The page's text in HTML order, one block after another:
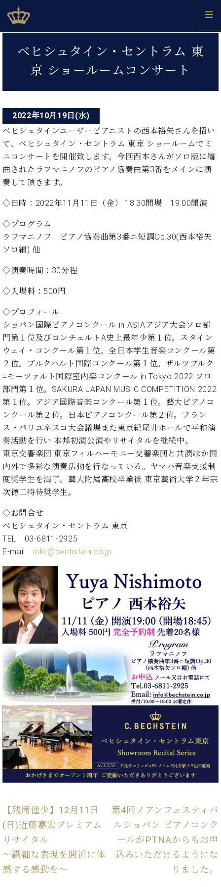
to
content
ベヒシュタインジャパン公式サイト
BECHSTEIN JAPAN Official Site
C.
ュ
タ
イ
ン
コ
ー
ト /
C.
イ
レ
デ
ン
ス
C.
ベ
シ
タ
イ
ン
コ
ン
サ
ー
ト
C.
ベ
ヒ
ュ
タ
イ
ン
レ
ジ
デ
ン
ス
C.
ベ
ヒ
シ
ュ
タ
イ
ン
コ
ー
ト
グ
ラ
ン
ピ
示
ピ
ア
ノ
技
術
ュ
イ
ン
の
グ
ラ
ン
ド
ア
を
作
る
と
音
と
タ
ッ
チ
ベ
ヒ
ュ
タ
イ
ン・
ジ
パ
ン
の
り
組
み
ア
ノ
製
造
号
ベ
シ
ュ
イ
の
密
の
器
ベ
ヒ
シ
ュ
タ
イ
ラ
ン
ド
ス
リ
音
楽
家
達
の
声
ベ
シ
ュ
タ
イ
ン
の
音
色
ベ
シ
ュ
タ
イ
ン
を
弾
前
に
ベ
ヒ
シ
ュ
タ
イ
ン・
シ
ュ
納
入
実
績
ホ
ー
ニ
ュ
ス・
イ
ベ
ン
ト
ガ
員
登
録
ご
案
内
店
か
ら
の
知
せ
荷
情
報
等)
プ
レ
リ
リ
ー
ス
(お
ら
せ・
メ
ィ
ア
情
キ
ャ
ン
ペ
ン
コ
ン
サ
ー
ト
レ
ッ
ス
ン
イ
代
理
店
主
催
正
規
デ
ィ
ラ
ー・
扱
店
店
舗・
サ
ロ
ン・
律
ュ
イ
ン
で、
演
奏
し
た
学
た
い！
音
し
た
い！
い
は、
お
近
く
の
営
店
舗
ま
で
オンライン試弾
メルマガ登録
趣
か
ら
本
的
に
学
ぶ
ま
大
歓
迎。
ベヒ
シュ
タイ
ン・
シュ
ーレ
音楽
教室
ヒ
シ
タ
イ
会
社
案
内
報
採
用
情
ベ
ヒ
シ
タ
イ
サ
ロ
ン
会
員
ベ
ヒ
タ
イ
ン・
ジ
ャ
ン
ブ
ロ
グ
お
問
合
ベヒシュタイン・セントラム 東
京 ショールームコンサート
2022年10月19日(水)
ベヒシュタインユーザーピアニストの西本裕矢さんを招い
て、ベヒシュタイン・セントラム 東京 ショールームでミ
ニコンサートを開催致します。今回西本さんがソロ版に編
曲されたラフマニノフのピアノ協奏曲第3番をメインに演
奏して頂きます。
◇日時：2022年11月11日（金） 18:30開場 19:00開演
◇プログラム
ラフマニノフ ピアノ協奏曲第3番ニ短調Op.30(⻄本裕⽮
ソロ編) 他
◇演奏時間：30分程
◇入場料：500円
◇プロフィール
ショパン国際ピアノコンクール in ASIAアジア大会ソロ部
門第１位及びコンチェルトA史上最年少第１位。スタイン
ウェイ・コンクール第１位。全日本学生音楽コンクール第
２位。ブルクハルト国際コンクール第１位。ザルツブルク
=モーツァルト国際室内楽コンクール in Tokyo 2022 ソロ
部門第１位。SAKURA JAPAN MUSIC COMPETITION 2022
第１位。アジア国際音楽コンクール第１位。藝大ピアノコ
ンクール第２位。日本ピアノコンクール第２位。フラン
ス・パリユネスコ大会議場また東京紀尾井ホールで平和演
奏活動を行い 本邦初演公演やリサイタルを継続中。
東京交響楽団 東京フィルハーモニー交響楽団と共演ほか国
内外で多彩な演奏活動を行なっている。ヤマハ音楽支援制
度奨学生を満了。藝大附属高校卒業後 東京藝術大学２年宗
次德二特待奨学生。
◇お問合せ
ベヒシュタイン・セントラム 東京
TEL 03-6811-2925
E-mail info@bechstein.co.jp
ビ
ゲ
ー
シ
ョ
ン
【残席僅少】12月11日
(日)近藤嘉宏プレミアム
リサイタル
～繊細な表現を間近に体
感する感動を～
第4回ノアンフェスティバ
ルショパン ピアノコンク
ールがPTNAからもお申
込みいただけるようにな
りました。